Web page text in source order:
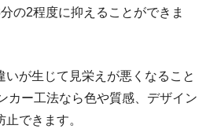
の2程度に抑えることができま
いが生じて見栄えが悪くなること
カー工法なら色や質感、デザイン
できます。